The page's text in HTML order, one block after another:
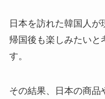
日本を訪れた韓国人
帰国後も楽しみたいと
す。
その結果、日本の商品